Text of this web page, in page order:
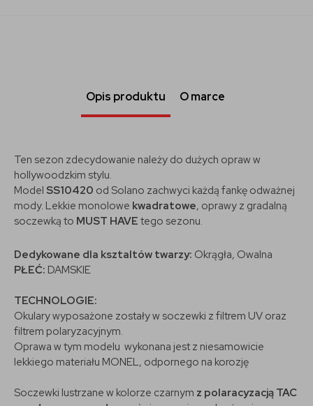
Opis produktu O marce
Ten sezon zdecydowanie należy do dużych opraw w
hollywoodzkim stylu.
Model SS10420 od Solano zachwyci każdą fankę odważnej
mody. Lekkie monolowe kwadratowe, oprawy z gradalną
soczewką to MUST HAVE tego sezonu.
Dedykowane dla ksztaltów twarzy: Okrągła, Owalna
PŁEĆ: DAMSKIE
TECHNOLOGIE:
Okulary wyposażone zostały w soczewki z filtrem UV oraz
filtrem polaryzacyjnym.
Oprawa w tym modelu wykonana jest z niesamowicie
lekkiego materiału MONEL, odpornego na korozję
Soczewki lustrzane w kolorze czarnym z polaracyzacją TAC